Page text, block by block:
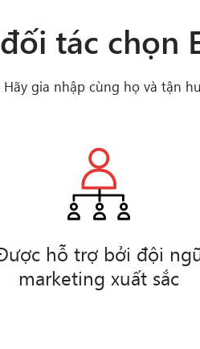
tác chọn
gia nhập cùng họ và tận
hỗ trợ bởi đội
marketing xuất sắc